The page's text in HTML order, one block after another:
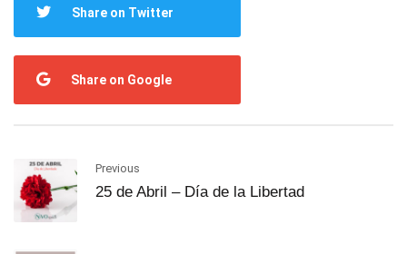
Share on Twitter
Share on Google
Previous
25 de Abril – Día de la Libertad